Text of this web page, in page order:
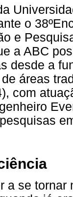
o
e
a ABC
desde a
áreas
com
a se